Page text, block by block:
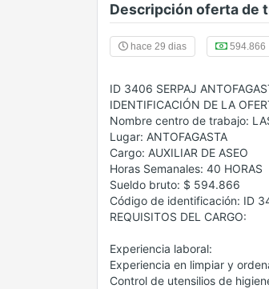
Descripción oferta de
hace 29 dias 594.866
ID 3406 SERPAJ
IDENTIFICACIÓN DE LA
Nombre centro de trabajo:
Lugar: ANTOFAGASTA
Cargo: AUXILIAR DE ASEO
Horas Semanales: 40 HORAS
Sueldo bruto: $ 594.866
Código de identificación: ID
REQUISITOS DEL CARGO:
Experiencia laboral:
Experiencia en limpiar y
Control de utensilios de